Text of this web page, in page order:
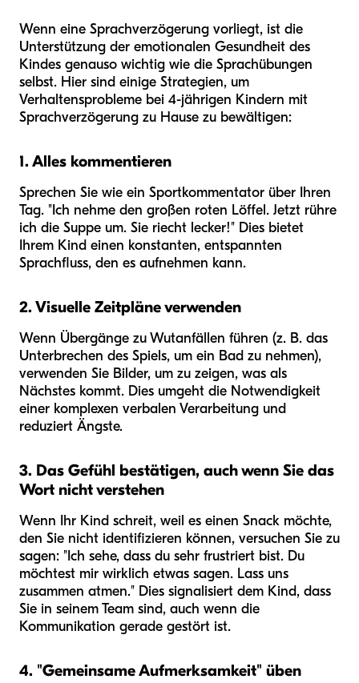
Wenn eine Sprachverzögerung vorliegt, ist die
Unterstützung der emotionalen Gesundheit des
Kindes genauso wichtig wie die Sprachübungen
selbst. Hier sind einige Strategien, um
Verhaltensprobleme bei 4-jährigen Kindern mit
Sprachverzögerung zu Hause zu bewältigen:
1. Alles kommentieren
Sprechen Sie wie ein Sportkommentator über Ihren
Tag. "Ich nehme den großen roten Löffel. Jetzt rühre
ich die Suppe um. Sie riecht lecker!" Dies bietet
Ihrem Kind einen konstanten, entspannten
Sprachfluss, den es aufnehmen kann.
2. Visuelle Zeitpläne verwenden
Wenn Übergänge zu Wutanfällen führen (z. B. das
Unterbrechen des Spiels, um ein Bad zu nehmen),
verwenden Sie Bilder, um zu zeigen, was als
Nächstes kommt. Dies umgeht die Notwendigkeit
einer komplexen verbalen Verarbeitung und
reduziert Ängste.
3. Das Gefühl bestätigen, auch wenn Sie das
Wort nicht verstehen
Wenn Ihr Kind schreit, weil es einen Snack möchte,
den Sie nicht identifizieren können, versuchen Sie zu
sagen: "Ich sehe, dass du sehr frustriert bist. Du
möchtest mir wirklich etwas sagen. Lass uns
zusammen atmen." Dies signalisiert dem Kind, dass
Sie in seinem Team sind, auch wenn die
Kommunikation gerade gestört ist.
4. "Gemeinsame Aufmerksamkeit" üben